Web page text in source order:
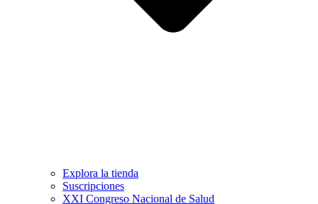
Explora la tienda
Suscripciones
XXI Congreso Nacional de Salud